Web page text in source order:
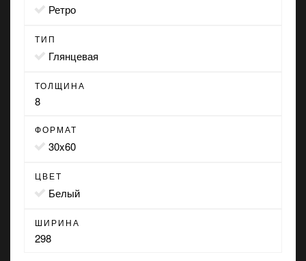
ретро
ТИП
глянцевая
ТОЛЩИНА
8
ФОРМАТ
30x60
ЦВЕТ
белый
ШИРИНА
298